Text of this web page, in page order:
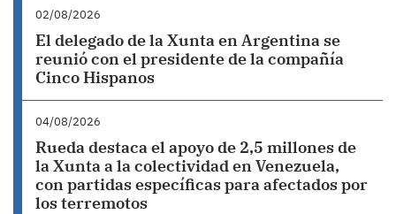
02/08/2026
El delegado de la Xunta en Argentina se
reunió con el presidente de la compañía
Cinco Hispanos
04/08/2026
Rueda destaca el apoyo de 2,5 millones de
la Xunta a la colectividad en Venezuela,
con partidas específicas para afectados por
los terremotos